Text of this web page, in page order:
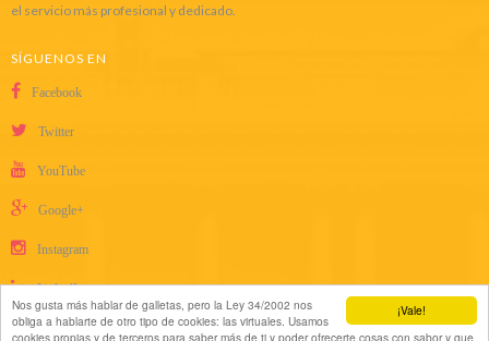
¡Vale!
Nos gusta más hablar de galletas, pero la Ley 34/2002 nos
obliga a hablarte de otro tipo de cookies: las virtuales. Usamos
cookies propias y de terceros para saber más de ti y poder ofrecerte cosas con sabor y que
el servicio más profesional y dedicado.
SÍGUENOS EN
Facebook
Twitter
YouTube
Google+
Instagram
LinkedIn